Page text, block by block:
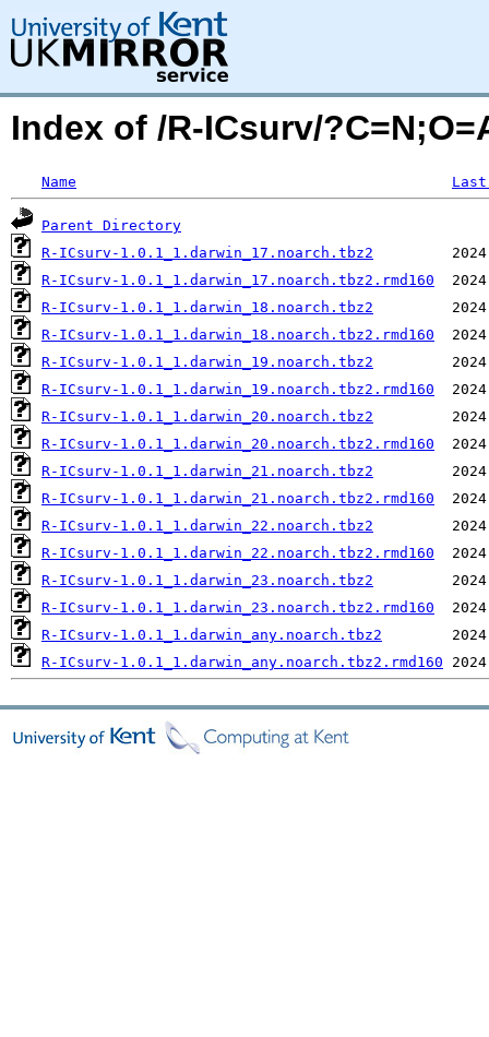
Index of /R-ICsurv/
Name
Parent Directory
R-ICsurv-1.0.1_1.darwin_17.noarch.tbz2
R-ICsurv-1.0.1_1.darwin_17.noarch.tbz2.rmd160
R-ICsurv-1.0.1_1.darwin_18.noarch.tbz2
R-ICsurv-1.0.1_1.darwin_18.noarch.tbz2.rmd160
R-ICsurv-1.0.1_1.darwin_19.noarch.tbz2
R-ICsurv-1.0.1_1.darwin_19.noarch.tbz2.rmd160
R-ICsurv-1.0.1_1.darwin_20.noarch.tbz2
R-ICsurv-1.0.1_1.darwin_20.noarch.tbz2.rmd160
R-ICsurv-1.0.1_1.darwin_21.noarch.tbz2
R-ICsurv-1.0.1_1.darwin_21.noarch.tbz2.rmd160
R-ICsurv-1.0.1_1.darwin_22.noarch.tbz2
R-ICsurv-1.0.1_1.darwin_22.noarch.tbz2.rmd160
R-ICsurv-1.0.1_1.darwin_23.noarch.tbz2
R-ICsurv-1.0.1_1.darwin_23.noarch.tbz2.rmd160
R-ICsurv-1.0.1_1.darwin_any.noarch.tbz2
R-ICsurv-1.0.1_1.darwin_any.noarch.tbz2.rmd160